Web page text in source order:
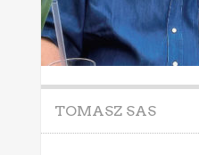
TOMASZ SAS